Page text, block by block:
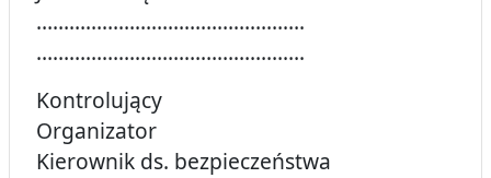
………………………………………….
………………………………………….
Kontrolujący
Organizator
Kierownik ds. bezpieczeństwa